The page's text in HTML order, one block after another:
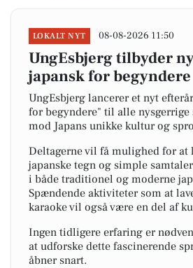
LOKALT NYT 08-08-2026 11:50
UngEsbjerg tilbyder
japansk for begyndere
UngEsbjerg lancerer et nyt
for begyndere" til alle nysgerrige
mod Japans unikke kultur og
Deltagerne vil få mulighed for at
japanske tegn og simple
i både traditionel og moderne
Spændende aktiviteter som at
karaoke vil også være en del af
Ingen tidligere erfaring er
at udforske dette fascinerende
åbner snart.